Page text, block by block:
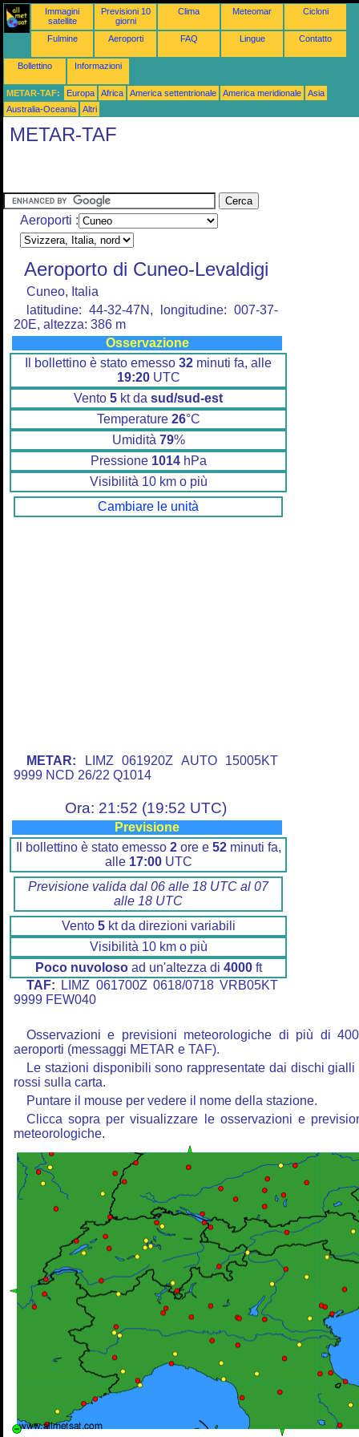
Immagini
satellite
Previsioni 10
giorni
Clima Meteomar Cicloni
Fulmine Aeroporti FAQ Lingue Contatto
Bollettino Informazioni
METAR-TAF: Europa Africa America settentrionale America meridionale
Asia
Australia-Oceania
Altri
METAR-TAF
Aeroporti :
Aeroporto di Cuneo-Levaldigi
Cuneo, Italia
latitudine: 44-32-47N, longitudine: 007-37-
20E, altezza: 386 m
Osservazione
Il bollettino è stato emesso 32 minuti fa, alle
19:20UTC
Vento 5 kt da sud/sud-est
Temperature 26°C
Umidità 79%
Pressione 1014hPa
Visibilità 10 km o più
Cambiare le unità
METAR: LIMZ 061920Z AUTO 15005KT
9999 NCD 26/22 Q1014
Ora: 21:52 (19:52 UTC)
Previsione
Il bollettino è stato emesso 2ore e 52minuti fa,
alle 17:00UTC
Previsione valida dal 06 alle 18 UTC al 07
alle 18 UTC
Vento 5kt da direzioni variabili
Visibilità 10 km o più
Poco nuvolosoad un'altezza di 4000ft
TAF: LIMZ 061700Z 0618/0718 VRB05KT
9999 FEW040
Osservazioni e previsioni meteorologiche di più di
aeroporti (messaggi METAR e TAF).
Le stazioni disponibili sono rappresentate dai dischi gialli
rossi sulla carta.
Puntare il mouse per vedere il nome della stazione.
Clicca sopra per visualizzare le osservazioni e
meteorologiche.